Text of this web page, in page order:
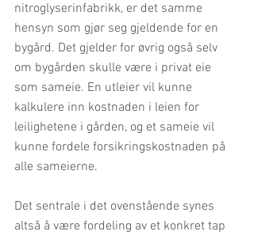
nitroglyserinfabrikk, er det samme
hensyn som gjør seg gjeldende for en
bygård. Det gjelder for øvrig også selv
om bygården skulle være i privat eie
som sameie. En utleier vil kunne
kalkulere inn kostnaden i leien for
leilighetene i gården, og et sameie vil
kunne fordele forsikringskostnaden på
alle sameierne.
Det sentrale i det ovenstående synes
altså å være fordeling av et konkret tap